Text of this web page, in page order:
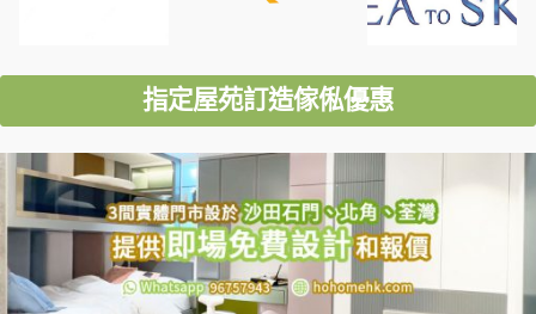
指定屋苑訂造傢俬優惠